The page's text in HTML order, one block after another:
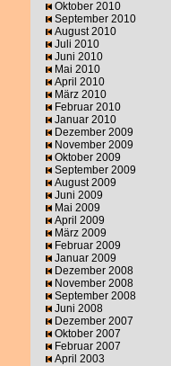
Oktober 2010
September 2010
August 2010
Juli 2010
Juni 2010
Mai 2010
April 2010
März 2010
Februar 2010
Januar 2010
Dezember 2009
November 2009
Oktober 2009
September 2009
August 2009
Juni 2009
Mai 2009
April 2009
März 2009
Februar 2009
Januar 2009
Dezember 2008
November 2008
September 2008
Juni 2008
Dezember 2007
Oktober 2007
Februar 2007
April 2003